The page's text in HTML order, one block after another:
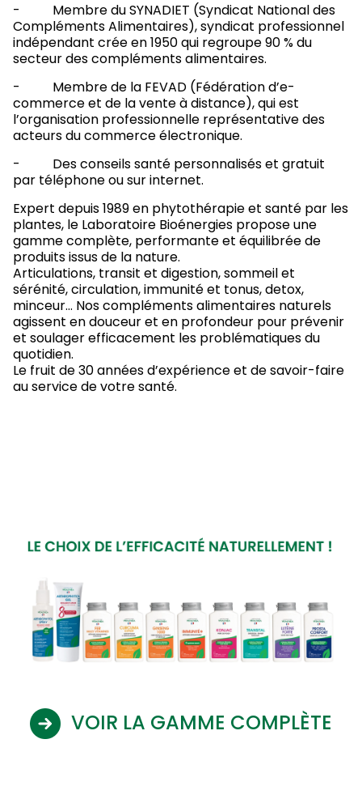
- Membre du SYNADIET (Syndicat National des
Compléments Alimentaires), syndicat professionnel
indépendant crée en 1950 qui regroupe 90 % du
secteur des compléments alimentaires.
- Membre de la FEVAD (Fédération d’e-
commerce et de la vente à distance), qui est
l’organisation professionnelle représentative des
acteurs du commerce électronique.
- Des conseils santé personnalisés et gratuit
par téléphone ou sur internet.
Expert depuis 1989 en phytothérapie et santé par les
plantes, le Laboratoire Bioénergies propose une
gamme complète, performante et équilibrée de
produits issus de la nature.
Articulations, transit et digestion, sommeil et
sérénité, circulation, immunité et tonus, detox,
minceur… Nos compléments alimentaires naturels
agissent en douceur et en profondeur pour prévenir
et soulager efficacement les problématiques du
quotidien.
Le fruit de 30 années d’expérience et de savoir-faire
au service de votre santé.
VOIR LA GAMME COMPLÈTE